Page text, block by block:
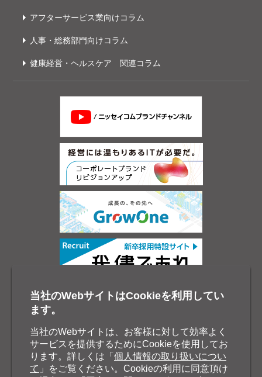
アフターサービス業向けコラム
人事・総務部門向けコラム
健康経営・ヘルスケア 関連コラム
当社のWebサイトはCookieを利用してい
ます。
当社のWebサイトは、お客様に対して効率よく
サービスを提供するためにCookieを使用してお
ります。詳しくは「 個人情報の取り扱いについ
て 」をご覧ください。Cookieの利用に同意頂け